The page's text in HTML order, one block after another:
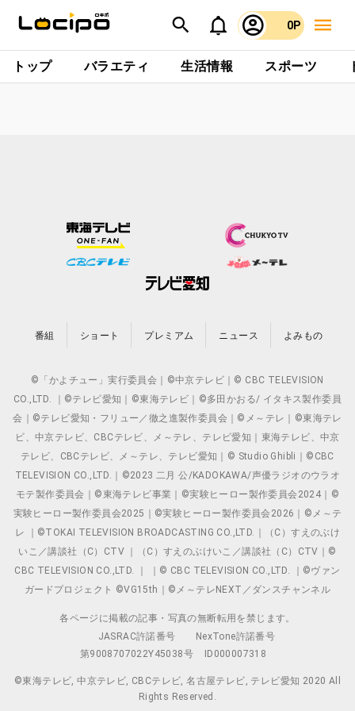
0P
トップ バラエティ 生活情報 スポーツ
番組 ショート プレミアム ニュース よみもの
©「かよチュー」実行委員会｜©中京テレビ｜© CBC TELEVISION
CO.,LTD. ｜©テレビ愛知｜©東海テレビ｜©多田かおる/ イタキス製作委員
会｜©テレビ愛知・フリュー／徹之進製作委員会｜©メ～テレ｜©東海テレ
ビ、中京テレビ、CBCテレビ、メ～テレ、テレビ愛知｜東海テレビ、中京
テレビ、CBCテレビ、メ～テレ、テレビ愛知｜© Studio Ghibli｜©CBC
TELEVISION CO.,LTD.｜©2023 二月 公/KADOKAWA/声優ラジオのウラオ
モテ製作委員会｜©東海テレビ事業｜©実験ヒーロー製作委員会2024｜©
実験ヒーロー製作委員会2025｜©実験ヒーロー製作委員会2026｜©メ～テ
レ ｜©TOKAI TELEVISION BROADCASTING CO.,LTD.｜（C）すえのぶけ
いこ／講談社（C）CTV ｜（C）すえのぶけいこ／講談社（C）CTV｜©
CBC TELEVISION CO.,LTD. ｜ ｜© CBC TELEVISION CO.,LTD. ｜©ヴァン
ガードプロジェクト ©VG15th｜©メ～テレNEXT／ダンスチャンネル
各ページに掲載の記事・写真の無断転用を禁じます。
JASRAC許諾番号
NexTone許諾番号
第9008707022Y45038号
ID000007318
©東海テレビ, 中京テレビ, CBCテレビ, 名古屋テレビ, テレビ愛知 2020 All
Rights Reserved.